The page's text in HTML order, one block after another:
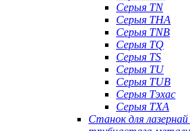
Серыя TN
Серыя ТНА
Серыя TNB
Серыя TQ
Серыя TS
Серыя TU
Серыя TUB
Серыя Тэхас
Серыя TXA
Станок для лазернай